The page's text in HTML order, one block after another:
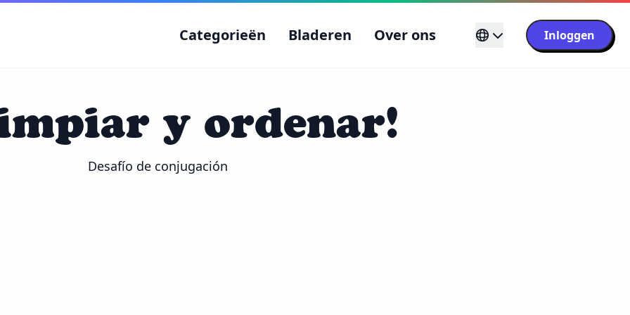
Categorieën Bladeren Over ons Inloggen
y ordenar!
Desafío de conjugación